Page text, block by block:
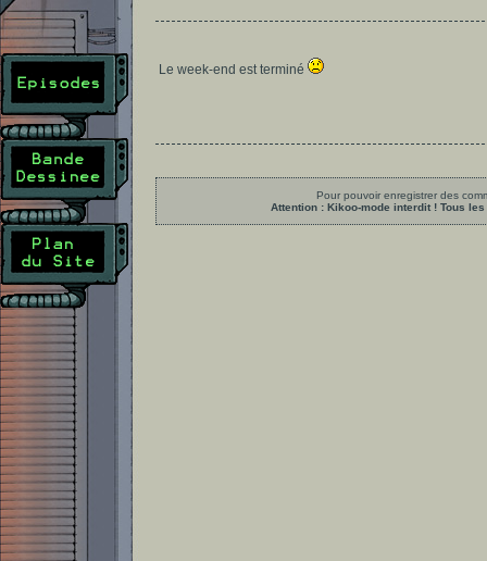
Le week-end est terminé
Pour pouvoir enregistrer des
Attention : Kikoo-mode interdit ! Tous